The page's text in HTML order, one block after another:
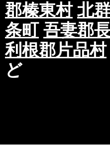
郡榛東村 北
条町 吾妻郡
利根郡片品村
ど